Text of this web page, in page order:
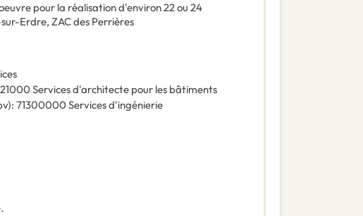
pour la réalisation d'environ 22 ou 24
Erdre, ZAC des Perrières
Services d'architecte pour les bâtiments
): 71300000 Services d'ingénierie